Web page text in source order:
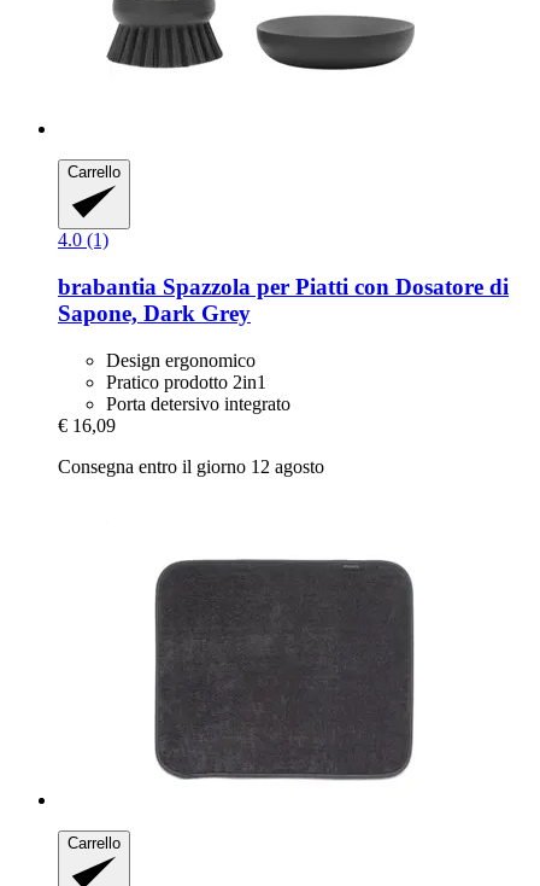
Carrello
4.0 (1)
brabantia Spazzola per Piatti con Dosatore di
Sapone, Dark Grey
Design ergonomico
Pratico prodotto 2in1
Porta detersivo integrato
€ 16,09
Consegna entro il giorno 12 agosto
Carrello